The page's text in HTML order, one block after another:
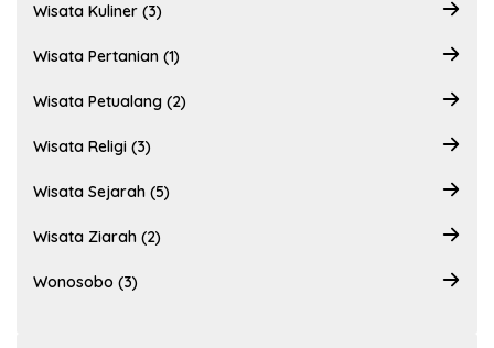
Wisata Kuliner (3)
Wisata Pertanian (1)
Wisata Petualang (2)
Wisata Religi (3)
Wisata Sejarah (5)
Wisata Ziarah (2)
Wonosobo (3)